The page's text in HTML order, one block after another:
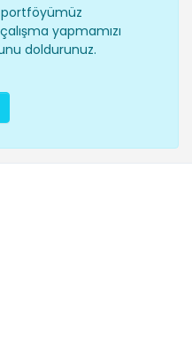
portföyümüz
yapmamızı
doldurunuz.